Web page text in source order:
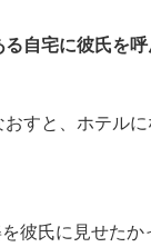
自宅に彼氏を
すと、ホテル
彼氏に見せたか